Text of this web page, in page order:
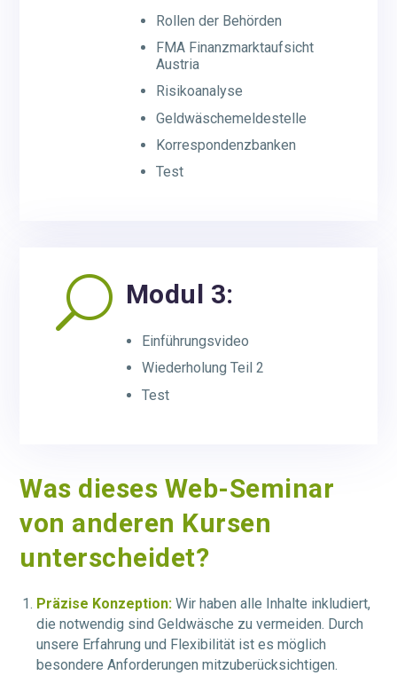
Rollen der Behörden
FMA Finanzmarktaufsicht
Austria
Risikoanalyse
Geldwäschemeldestelle
Korrespondenzbanken
Test
U Modul 3:
Einführungsvideo
Wiederholung Teil 2
Test
Was dieses Web-Seminar
von anderen Kursen
unterscheidet?
Präzise Konzeption:Wir haben alle Inhalte inkludiert,
die notwendig sind Geldwäsche zu vermeiden. Durch
unsere Erfahrung und Flexibilität ist es möglich
besondere Anforderungen mitzuberücksichtigen.